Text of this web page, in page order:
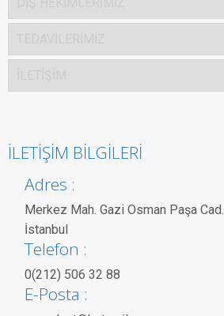
İLETİŞİM BİLGİLERİ
Adres :
Merkez Mah. Gazi Osman Paşa Cad.
İstanbul
Telefon :
0(212) 506 32 88
E-Posta :